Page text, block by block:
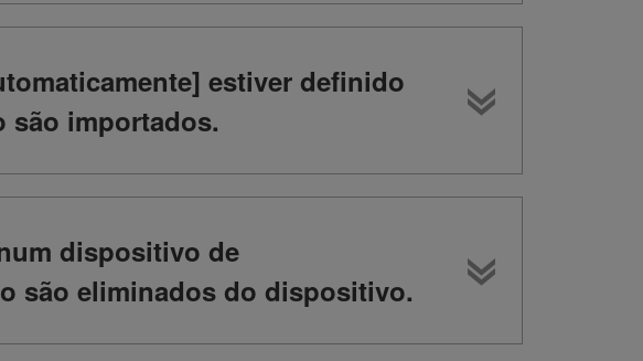
estiver definido
são importados.
dispositivo de
são eliminados do dispositivo.